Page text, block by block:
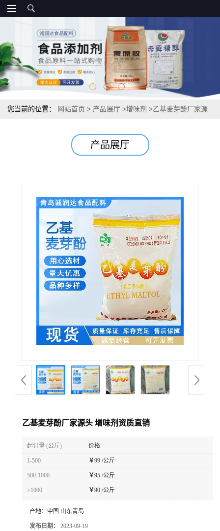
您当前的位置： 网站首页 > 产品展厅 >增味剂 >乙基麦芽酚厂家源
产品展厅
乙基麦芽酚厂家源头 增味剂资质直销
起订量 (公斤) 价格
1-500 ￥99 /公斤
500-1000 ￥95 /公斤
≥1000 ￥90 /公斤
产地： 中国 山东青岛
发布日期： 2023-09-19